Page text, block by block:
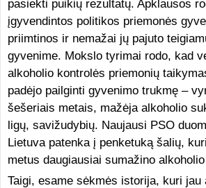
pasiekti puikių rezultatų. Apklausos
įgyvendintos politikos priemonės
priimtinos ir nemažai jų pajuto
gyvenime. Mokslo tyrimai rodo, kad
alkoholio kontrolės priemonių
padėjo pailginti gyvenimo trukmę –
šešeriais metais, mažėja alkoholio
ligų, savižudybių. Naujausi PSO
Lietuva patenka į penketuką šalių,
metus daugiausiai sumažino
Taigi, esame sėkmės istorija, kuri jau